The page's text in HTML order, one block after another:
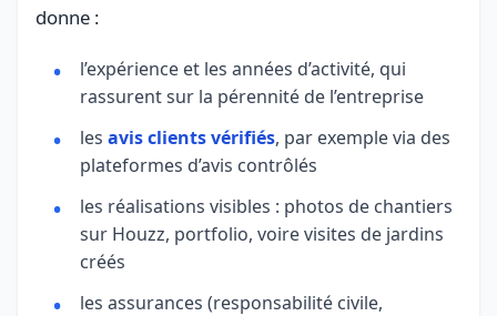
donne :
l’expérience et les années d’activité, qui
rassurent sur la pérennité de l’entreprise
les avis clients vérifiés, par exemple via des
plateformes d’avis contrôlés
les réalisations visibles : photos de chantiers
sur Houzz, portfolio, voire visites de jardins
créés
les assurances (responsabilité civile,